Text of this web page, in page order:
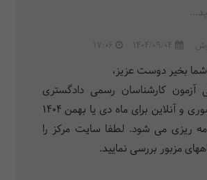
1404/09/04
17:06
بخیر دوست عزیز،
آزمون کارشناسان رسمی دادگستری
بصورت حضوری و آنلاین برای ماه دی یا بهمن 1404
ریزی می شود. لطفا سایت مرکز را
مزبور بررسی نمایید.